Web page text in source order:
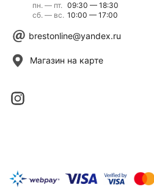
пн. — пт.
сб. — вс.
09:30 — 18:30
10:00 — 17:00
brestonline@yandex.ru
Магазин на карте